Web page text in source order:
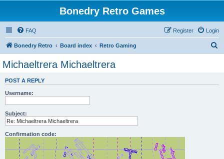
Bonedry Retro Games
FAQ Login
Register
Bonedry Retro Board index Retro Gaming
Michaeltrera Michaeltrera
POST A REPLY
Username:
Subject:
Confirmation code: